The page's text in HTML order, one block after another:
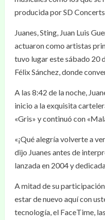
producida por SD
Juanes, Sting, Juan Luis
actuaron como artistas
tuvo lugar este sábado 20
Félix Sánchez, donde
A las 8:42 de la noche,
inicio a la exquisita
«Gris» y continuó con
«¡Qué alegría volverte a
dijo Juanes antes de
lanzada en 2004 y
A mitad de su
estar de nuevo aquí con
tecnología, el FaceTime,